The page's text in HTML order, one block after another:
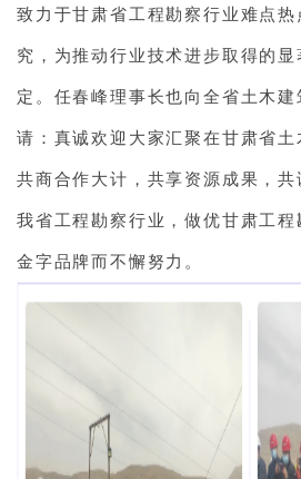
致力于甘肃省工程勘察行业难点
究，为推动行业技术进步取得的
定。任春峰理事长也向全省土木
请：真诚欢迎大家汇聚在甘肃省土
共商合作大计，共享资源成果，
我省工程勘察行业，做优甘肃工
金字品牌而不懈努力。